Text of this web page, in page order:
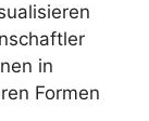
in
Formen